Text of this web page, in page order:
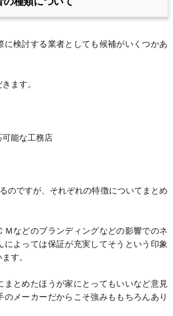
に検討する業者としても候補がいくつかあ
ます。
可能な工務店
のですが、それぞれの特徴についてまとめ
Ｍなどのブランディングなどの影響でのネ
によっては保証が充実してそうという印象
す。
まとめたほうが家にとってもいいなど意見
のメーカーだからこそ強みももちろんあり